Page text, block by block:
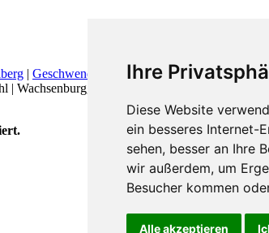
Ihre
Diese Website
ein besseres Internet-
sehen, besser an Ihre
wir außerdem, um
Besucher kommen
Alle akzeptieren
| Geschwenda Gräfenroda |Ilmenau| Ilmtal |
| Wachsenburggemeinde | Wipfratal | Wolfsberg |